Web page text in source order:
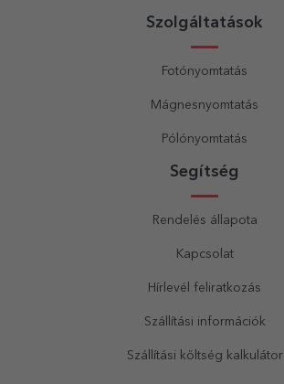
Szolgáltatások
Fotónyomtatás
Mágnesnyomtatás
Pólónyomtatás
Segítség
Rendelés állapota
Kapcsolat
Hírlevél feliratkozás
Szállítási információk
Szállítási költség kalkulátor